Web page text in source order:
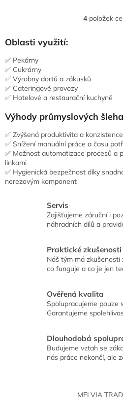
O
p
v
y
v
ý
i
4položek
Oblasti využití:
✅ Pekárny
✅ Cukrárny
✅ Výrobny dortů a zákusků
✅ Cateringové provozy
✅ Hotelové a restaurační kuchyně
Výhody průmyslových
✅ Zvýšená produktivita a
✅ Snížení manuální práce a času
✅ Možnost automatizace procesů a
linkami
✅ Hygienická bezpečnost díky
nerezovým komponent
Servis
Zajišťujeme záruční i
náhradních dílů a
Praktické zkušenosti
Náš tým má zkušenosti
co funguje a co je jen
Ověřená kvalita
Spolupracujeme pouze
Garantujeme
Dlouhodobá
Budujeme vztah se
nás práce nekončí, ale
MELVIA